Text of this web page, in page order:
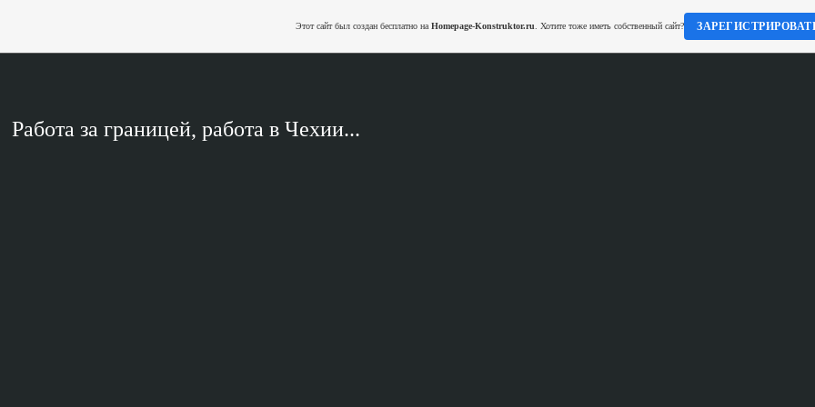
Работа за границей, работа в Чехии...
Этот сайт был создан бесплатно на Homepage-Konstruktor.ru . Хотите тоже иметь собственный сайт?